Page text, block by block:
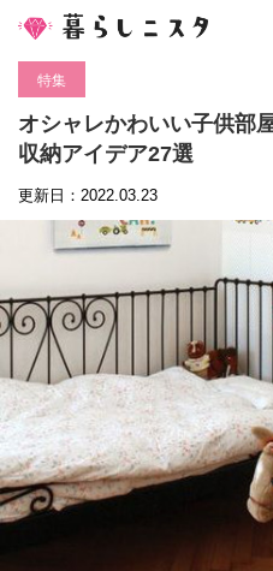
特集
オシャレかわいい子供部
収納アイデア27選
更新日：2022.03.23